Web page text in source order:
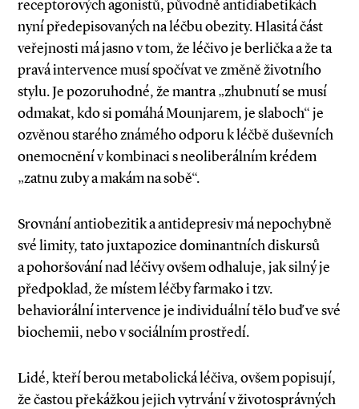
receptorových agonistů, původně antidiabetikách
nyní předepisovaných na léčbu obezity. Hlasitá část
veřejnosti má jasno v tom, že léčivo je berlička a že ta
pravá intervence musí spočívat ve změně životního
stylu. Je pozoruhodné, že mantra „zhubnutí se musí
odmakat, kdo si pomáhá Mounjarem, je slaboch“ je
ozvěnou starého známého odporu k léčbě duševních
onemocnění v kombinaci s neoliberálním krédem
„zatnu zuby a makám na sobě“.
Srovnání antiobezitik a antidepresiv má nepochybně
své limity, tato juxtapozice dominantních diskursů
a pohoršování nad léčivy ovšem odhaluje, jak silný je
předpoklad, že místem léčby farmako i tzv.
behaviorální intervence je individuální tělo buď ve své
biochemii, nebo v sociálním prostředí.
Lidé, kteří berou metabolická léčiva, ovšem popisují,
že častou překážkou jejich vytrvání v životosprávných